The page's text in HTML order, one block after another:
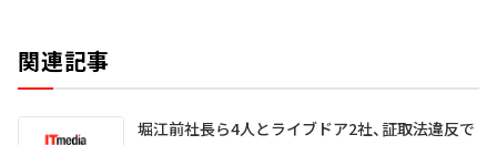
関連記事
堀江前社長ら4人とライブドア2社、証取法違反で